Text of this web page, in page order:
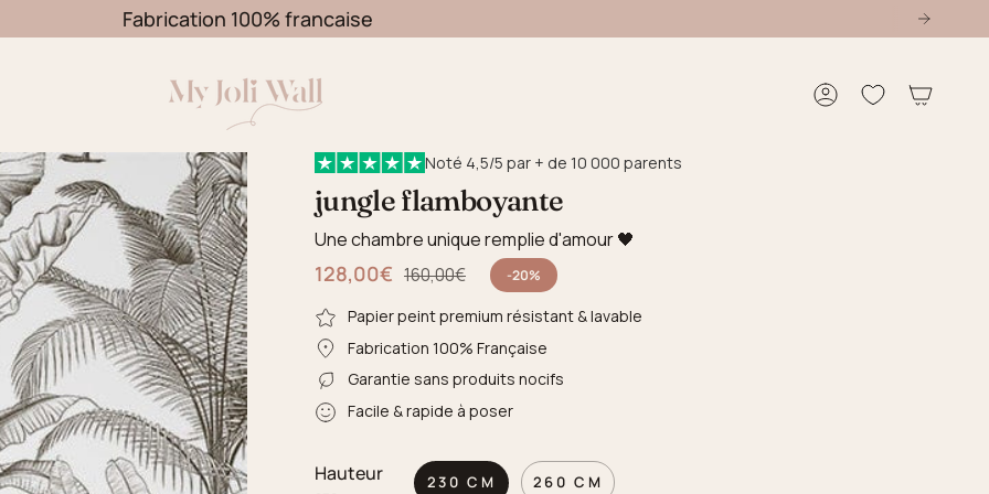
Fabrication 100% francaise
Compte
Noté 4,5/5 par + de 10 000 parents
jungle flamboyante
Une chambre unique remplie d'amour 🖤
128,00€
Prix régulier 160,00€ -20%
Papier peint premium résistant & lavable
Fabrication 100% Française
Garantie sans produits nocifs
Facile & rapide à poser
Hauteur 230 CM 260 CM